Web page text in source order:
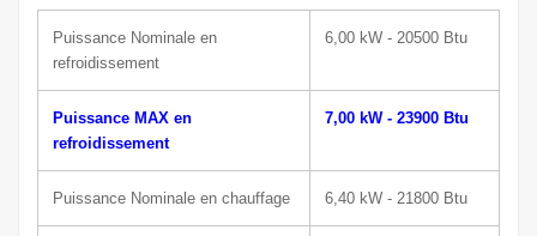
Puissance Nominale en
refroidissement
6,00 kW - 20500 Btu
Puissance MAX en
refroidissement
7,00 kW - 23900 Btu
Puissance Nominale en chauffage 6,40 kW - 21800 Btu